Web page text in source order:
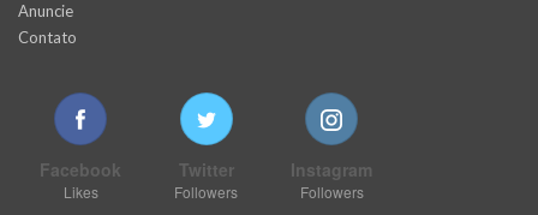
Anuncie
Contato
Facebook
Likes
Twitter
Followers
Instagram
Followers